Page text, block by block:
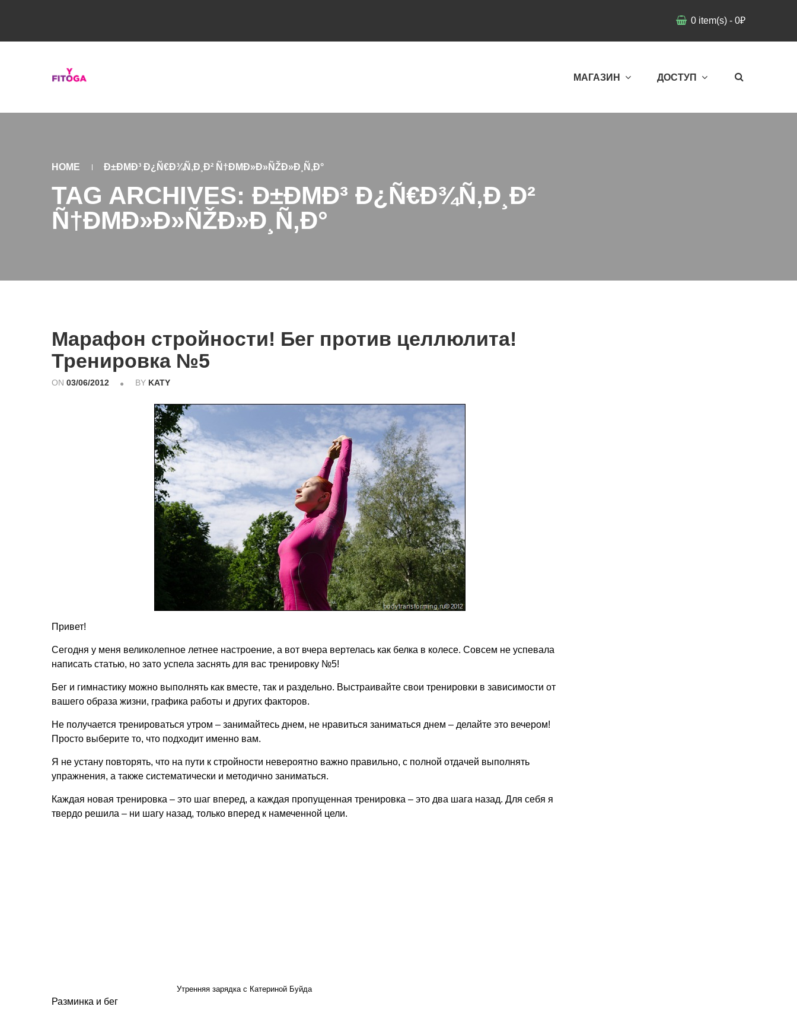
0 item(s) - 0₽
МАГАЗИН ДОСТУП
HOME Ð±ÐΜÐ³ Ð¿Ñ€Ð¾Ñ‚Ð¸Ð² Ñ†ÐΜÐ»Ð»ÑŽÐ»Ð¸Ñ‚Ð°
TAG ARCHIVES: Ð±ÐΜÐ³ Ð¿Ñ€Ð¾Ñ‚Ð¸Ð²
Ñ†ÐΜÐ»Ð»ÑŽÐ»Ð¸Ñ‚Ð°
Марафон стройности! Бег против целлюлита!
Тренировка №5
ON 03/06/2012 BY KATY
Привет!
Сегодня у меня великолепное летнее настроение, а вот вчера вертелась как белка в колесе. Совсем не успевала
написать статью, но зато успела заснять для вас тренировку №5!
Бег и гимнастику можно выполнять как вместе, так и раздельно. Выстраивайте свои тренировки в зависимости от
вашего образа жизни, графика работы и других факторов.
Не получается тренироваться утром – занимайтесь днем, не нравиться заниматься днем – делайте это вечером!
Просто выберите то, что подходит именно вам.
Я не устану повторять, что на пути к стройности невероятно важно правильно, с полной отдачей выполнять
упражнения, а также систематически и методично заниматься.
Каждая новая тренировка – это шаг вперед, а каждая пропущенная тренировка – это два шага назад. Для себя я
твердо решила – ни шагу назад, только вперед к намеченной цели.
Утренняя зарядка с Катериной Буйда
Разминка и бег